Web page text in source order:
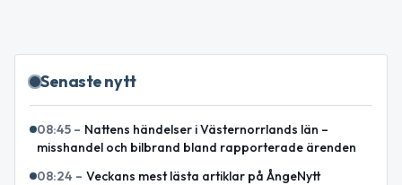
Senaste nytt
08:45 – Nattens händelser i Västernorrlands län –
misshandel och bilbrand bland rapporterade ärenden
08:24 – Veckans mest lästa artiklar på ÅngeNytt